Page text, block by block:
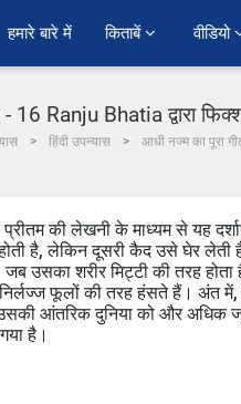
हमारे बारे में किताबें वीडियो
16 Ranju Bhatia द्वारा
हिंदी उपन्यास आधी नज्म का पूरा
की लेखनी के माध्यम से यह
है, लेकिन दूसरी कैद उसे घेर लेती
उसका शरीर मिट्टी की तरह
निर्लज्ज फूलों की तरह हंसते हैं। अंत
आंतरिक दुनिया को और अधिक
है।